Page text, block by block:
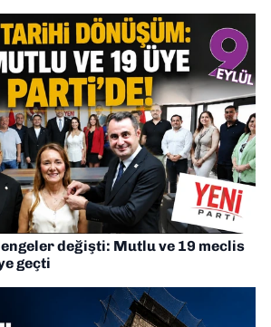
değişti: Mutlu ve 19 meclis
geçti